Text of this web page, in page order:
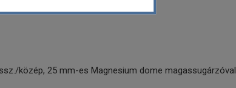
közép, 25 mm-es Magnesium dome magassugárzóval